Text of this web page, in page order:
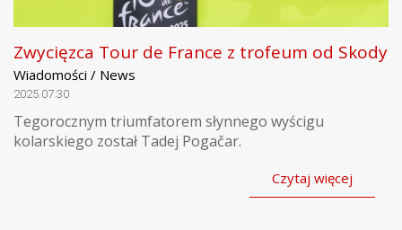
Zwycięzca Tour de France z trofeum od Skody
Wiadomości / News
2025.07.30
Tegorocznym triumfatorem słynnego wyścigu
kolarskiego został Tadej Pogačar.
Czytaj więcej